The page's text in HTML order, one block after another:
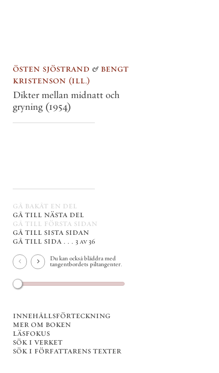
östen sjöstrand & bengt
kristenson ill.
Dikter mellan midnatt och
gryning (1954)
gå bakåt en del
gå till nästa del
gå till första sidan
gå till sista sidan
gå till sida . . . 3 av 36
Du kan också bläddra med
tangentbordets piltangenter.
innehållsförteckning
mer om boken
läsfokus
sök i verket
sök i författarens texter